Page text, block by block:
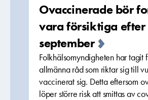
Ovaccinerade bör
vara försiktiga efter
september
Folkhälsomyndigheten har tagit
allmänna råd som riktar sig till
vaccinerat sig. Detta eftersom
löper större risk att smittas av